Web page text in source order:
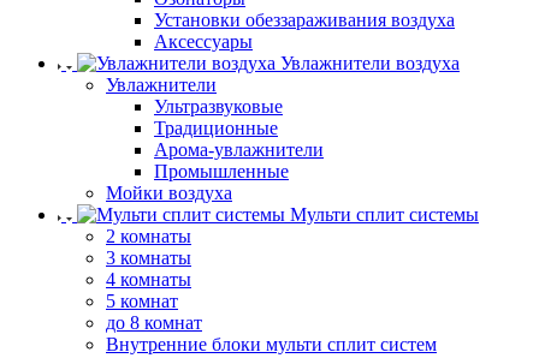
Установки обеззараживания воздуха
Аксессуары
Увлажнители воздуха
Увлажнители
Ультразвуковые
Традиционные
Арома-увлажнители
Промышленные
Мойки воздуха
Мульти сплит системы
2 комнаты
3 комнаты
4 комнаты
5 комнат
до 8 комнат
Внутренние блоки мульти сплит систем